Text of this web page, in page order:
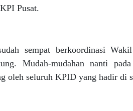
Pusat.
sempat berkoordinasi
Mudah-mudahan nanti
oleh seluruh KPID yang hadir di